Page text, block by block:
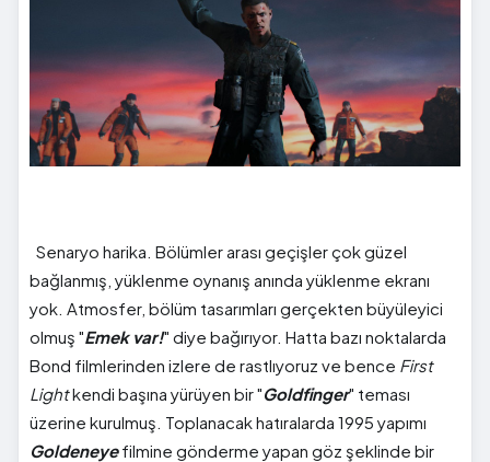
Senaryo harika. Bölümler arası geçişler çok güzel
bağlanmış, yüklenme oynanış anında yüklenme ekranı
yok. Atmosfer, bölüm tasarımları gerçekten büyüleyici
olmuş "Emek var!" diye bağırıyor. Hatta bazı noktalarda
Bond filmlerinden izlere de rastlıyoruz ve bence First
Lightkendi başına yürüyen bir "Goldfinger" teması
üzerine kurulmuş. Toplanacak hatıralarda 1995 yapımı
Goldeneyefilmine gönderme yapan göz şeklinde bir